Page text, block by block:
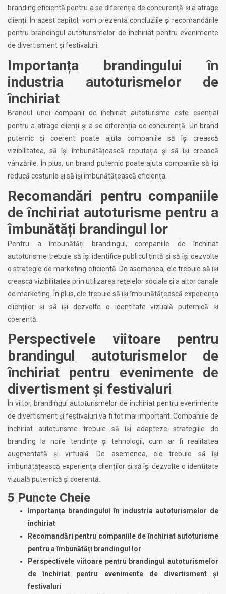
branding eficientă pentru a se diferenția de concurență și a atrage
clienți. În acest capitol, vom prezenta concluziile și recomandările
pentru brandingul autoturismelor de închiriat pentru evenimente
de divertisment și festivaluri.
Importanța brandingului în
industria autoturismelor de
închiriat
Brandul unei companii de închiriat autoturisme este esențial
pentru a atrage clienți și a se diferenția de concurență. Un brand
puternic și coerent poate ajuta companiile să își crească
vizibilitatea, să își îmbunătățească reputația și să își crească
vânzările. În plus, un brand puternic poate ajuta companiile să își
reducă costurile și să își îmbunătățească eficiența.
Recomandări pentru companiile
de închiriat autoturisme pentru a
îmbunătăți brandingul lor
Pentru a îmbunătăți brandingul, companiile de închiriat
autoturisme trebuie să își identifice publicul țintă și să își dezvolte
o strategie de marketing eficientă. De asemenea, ele trebuie să își
crească vizibilitatea prin utilizarea rețelelor sociale și a altor canale
de marketing. În plus, ele trebuie să își îmbunătățească experiența
clienților și să își dezvolte o identitate vizuală puternică și
coerentă.
Perspectivele viitoare pentru
brandingul autoturismelor de
închiriat pentru evenimente de
divertisment și festivaluri
În viitor, brandingul autoturismelor de închiriat pentru evenimente
de divertisment și festivaluri va fi tot mai important. Companiile de
închiriat autoturisme trebuie să își adapteze strategiile de
branding la noile tendințe și tehnologii, cum ar fi realitatea
augmentată și virtuală. De asemenea, ele trebuie să își
îmbunătățească experiența clienților și să își dezvolte o identitate
vizuală puternică și coerentă.
5 Puncte Cheie
Importanța brandingului în industria autoturismelor de
închiriat
Recomandări pentru companiile de închiriat autoturisme
pentru a îmbunătăți brandingul lor
Perspectivele viitoare pentru brandingul autoturismelor
de închiriat pentru evenimente de divertisment și
festivaluri